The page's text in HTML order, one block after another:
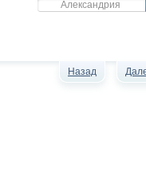
Александрия
Назад